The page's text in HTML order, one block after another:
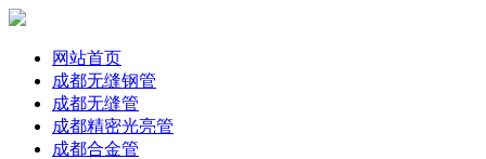
网站首页
成都无缝钢管
成都无缝管
成都精密光亮管
成都合金管